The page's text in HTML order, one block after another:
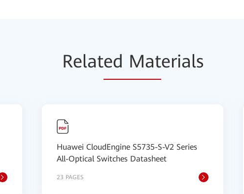
Related Materials
Huawei CloudEngine S5735-S-V2 Series
All-Optical Switches Datasheet
23 PAGES